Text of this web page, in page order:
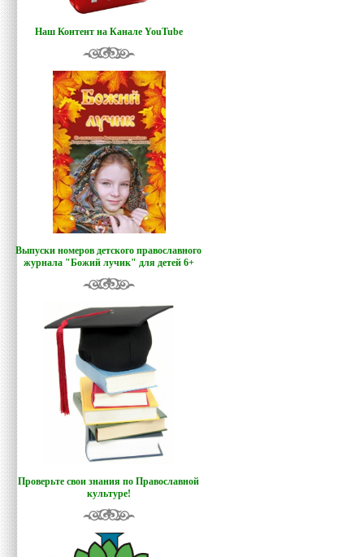
Наш Контент на Канале YouTube
Выпуски номеров детского православного
журнала "Божий лучик" для детей 6+
Проверьте свои знания по Православной
культуре!